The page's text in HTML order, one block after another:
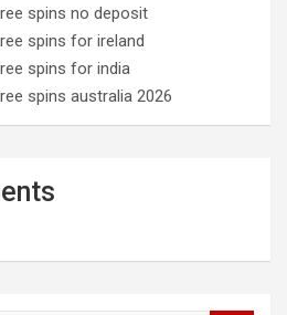
spins no deposit
spins for ireland
spins for india
spins australia 2026